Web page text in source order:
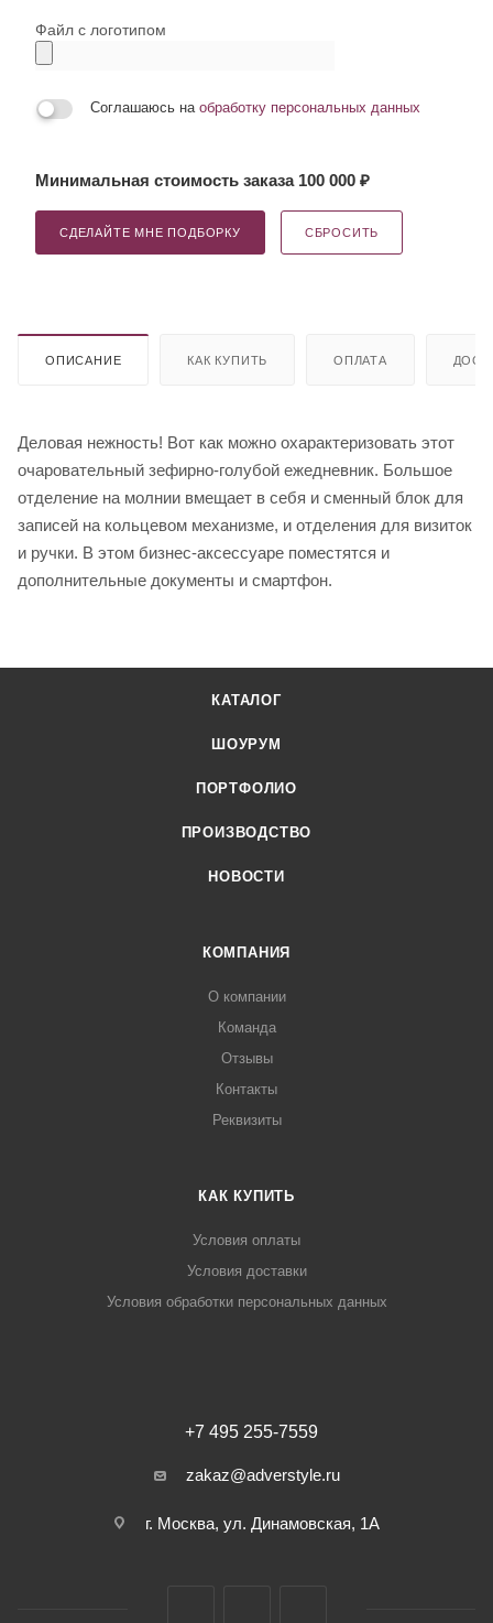
Файл с логотипом
Соглашаюсь на обработку персональных данных
Минимальная стоимость заказа 100 000 ₽
СДЕЛАЙТЕ МНЕ ПОДБОРКУ СБРОСИТЬ
ОПИСАНИЕ КАК КУПИТЬ ОПЛАТА
Деловая нежность! Вот как можно охарактеризовать этот
очаровательный зефирно-голубой ежедневник. Большое
отделение на молнии вмещает в себя и сменный блок для
записей на кольцевом механизме, и отделения для визиток
и ручки. В этом бизнес-аксессуаре поместятся и
дополнительные документы и смартфон.
КАТАЛОГ
ШОУРУМ
ПОРТФОЛИО
ПРОИЗВОДСТВО
НОВОСТИ
КОМПАНИЯ
О компании
Команда
Отзывы
Контакты
Реквизиты
КАК КУПИТЬ
Условия оплаты
Условия доставки
Условия обработки персональных данных
+7 495 255-7559
zakaz@adverstyle.ru
г. Москва, ул. Динамовская, 1А